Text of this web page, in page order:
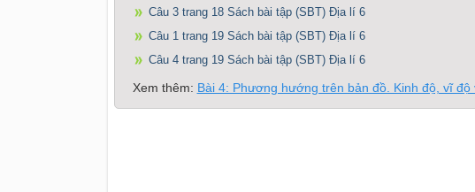
Câu 3 trang 18 Sách bài tập (SBT) Địa lí 6
Câu 1 trang 19 Sách bài tập (SBT) Địa lí 6
Câu 4 trang 19 Sách bài tập (SBT) Địa lí 6
Xem thêm: Bài 4: Phương hướng trên bản đồ. Kinh độ, vĩ độ